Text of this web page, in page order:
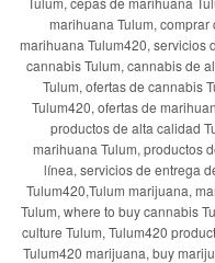
marihuana Tulum,
marihuana Tulum420, servicios
cannabis Tulum, cannabis de
Tulum, ofertas de cannabis
Tulum420, ofertas de
productos de alta calidad
marihuana Tulum, productos
línea, servicios de entrega
Tulum420,Tulum marijuana,
Tulum, where to buy cannabis
culture Tulum, Tulum420
Tulum420 marijuana, buy